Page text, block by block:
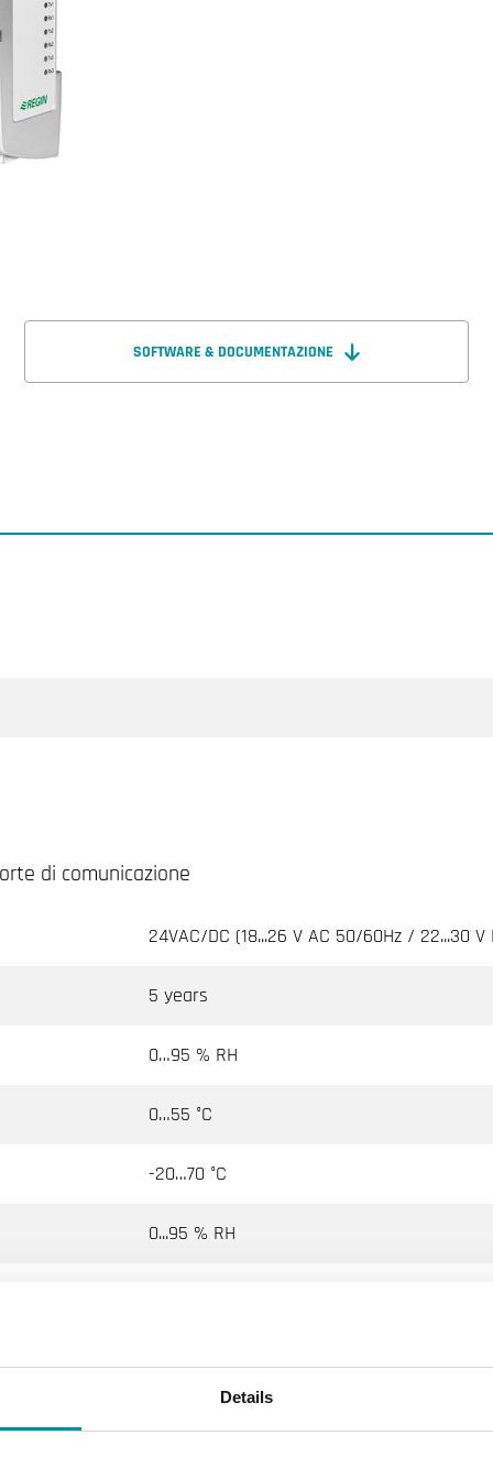
Details
SOFTWARE & DOCUMENTAZIONE
di comunicazione
24VAC/DC (18...26 V AC 50/60Hz / 22...30 V
5 years
0…95 % RH
0…55 °C
-20…70 °C
0...95 % RH